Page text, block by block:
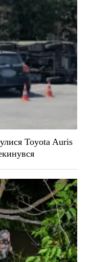
Toyota Auris